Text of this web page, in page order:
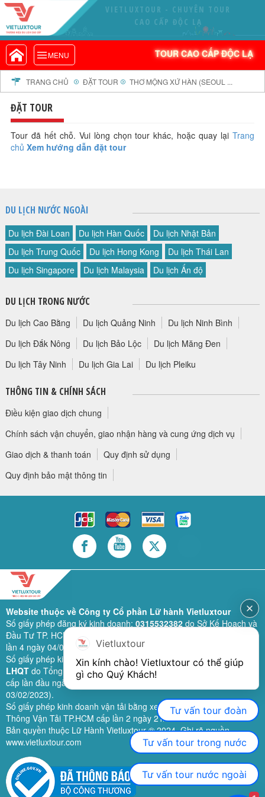
VIETLUXTOUR - CHUYÊN TOUR
CAO CẤP ĐỘC LẠ
MENU TOUR CAO CẤP ĐỘC LẠ
VIETLUXTOUR.COM
TOUR CAO CẤP ĐỘC LẠ
TOUR TRONG NƯỚC
TOUR NƯỚC NGOÀI
TOUR KHỞI HÀNH TỪ HÀ NỘI
TOUR KHỞI HÀNH TỪ ĐÀ NẴNG
TOUR KHỞI HÀNH TỪ CẦN THƠ
TOUR ĐOÀN - M.I.C.E
GIỚI THIỆU
PROFILE EN
THƯ KHEN VIETLUXTOUR
HỘP THƯ GÓP Ý
PROFILE HƯỚNG DẪN VIÊN
TRANG CHỦ ĐẶT TOUR THƠ MỘNG XỨ HÀN (SEOUL ...
ĐẶT TOUR
Tour đã hết chỗ. Vui lòng chọn tour khác, hoặc quay lạiTrang
chủ Xem hướng dẫn đặt tour
DU LỊCH NƯỚC NGOÀI
Du lịch Đài Loan Du lịch Hàn Quốc
Du lịch Nhật Bản
Du lịch Trung Quốc
Du lịch Hong Kong
Du lịch Thái Lan
Du lịch Singapore
Du lịch Malaysia Du lịch Ấn độ
DU LỊCH TRONG NƯỚC
Du lịch Cao Bằng Du lịch Quảng Ninh
Du lịch Ninh Bình
Du lịch Đắk Nông
Du lịch Bảo Lộc
Du lịch Măng Đen
Du lịch Tây Ninh
Du lịch Gia Lai Du lịch Pleiku
THÔNG TIN & CHÍNH SÁCH
Điều kiện giao dịch chung
Chính sách vận chuyển, giao nhận hàng và cung ứng dịch vụ
Giao dịch & thanh toán
Quy định sử dụng
Quy định bảo mật thông tin
Website thuộc về Công ty Cổ phần Lữ hành Vietluxtour
Số giấy phép đăng ký kinh doanh: 0315532382do Sở Kế Hoạch và
Đầu Tư TP. HCM cấp lần đầu ngày 28/02/2019 (sửa đổi bổ sung
lần 4 ngày 04/06/2024).
Số giấy phép kinh doanh lữ hành quốc tế:79-1111/2019/TCDL-GP
LHQTdo Tổng Cục Du Lịch (nay là Cục Du lịch quốc gia Việt Nam)
cấp lần đầu ngày 26/09/2019 (sửa đổi, bổ sung lần 3 ngày
03/02/2023).
Số giấy phép kinh doanh vận tải bằng xe ô tô:11924do Sở Giao
Thông Vận Tải TP.HCM cấp lần 2 ngày 21/02/2023.
Bản quyền thuộc Lữ Hành Vietluxtour ® 2024. Ghi rõ nguồn
www.vietluxtour.com
Vietluxtour
Xin kính chào! Vietluxtour có thể giúp
gì cho Quý Khách!
Tư vấn tour đoàn
Tư vấn tour trong nước
Tư vấn tour nước ngoài